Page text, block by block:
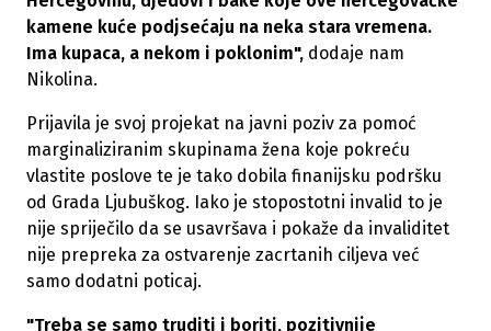
kamene kuće podjsećaju na neka stara vremena.
Ima kupaca, a nekom i poklonim", dodaje nam
Nikolina.
Prijavila je svoj projekat na javni poziv za pomoć
marginaliziranim skupinama žena koje pokreću
vlastite poslove te je tako dobila finanijsku podršku
od Grada Ljubuškog. Iako je stopostotni invalid to je
nije spriječilo da se usavršava i pokaže da invaliditet
nije prepreka za ostvarenje zacrtanih ciljeva već
samo dodatni poticaj.
"Treba se samo truditi i boriti, pozitivnije